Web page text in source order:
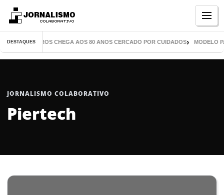
DESTAQUES
DE MIL LIVROS CHEGA AOS 80 ANOS CERCADO POR CUIDADOS MODELO
JORNALISMO COLABORATIVO
Piertech